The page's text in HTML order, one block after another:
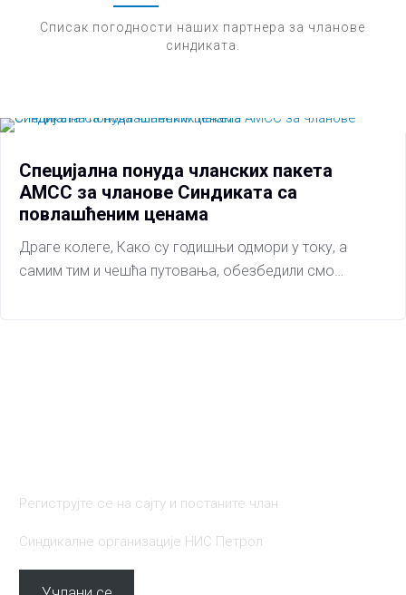
Списак погодности наших партнера за чланове
синдиката.
Специјална понуда чланских пакета
АМСС за чланове Синдиката са
повлашћеним ценама
Драге колеге, Како су годишњи одмори у току, а
самим тим и чешћа путовања, обезбедили смо…
Региструјте се на сајту и постаните члан
Синдикалне организације НИС Петрол